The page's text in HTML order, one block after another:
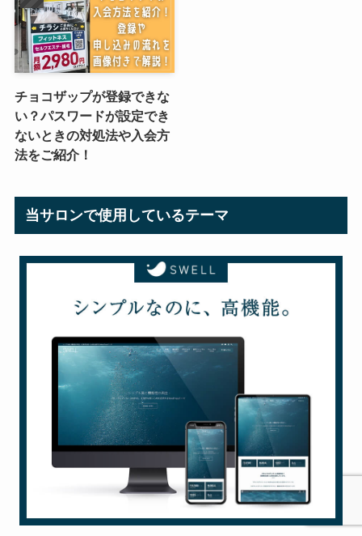
チョコザップが登録できな
い？パスワードが設定でき
ないときの対処法や入会方
法をご紹介！
当サロンで使用しているテーマ